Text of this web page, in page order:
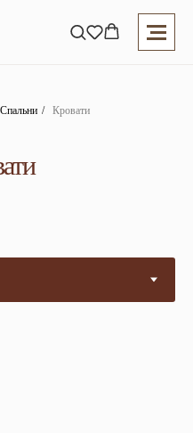
Спальни / Кровати